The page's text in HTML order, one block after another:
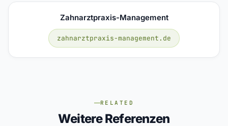
Zahnarztpraxis-Management
zahnarztpraxis-management.de
RELATED
Weitere Referenzen